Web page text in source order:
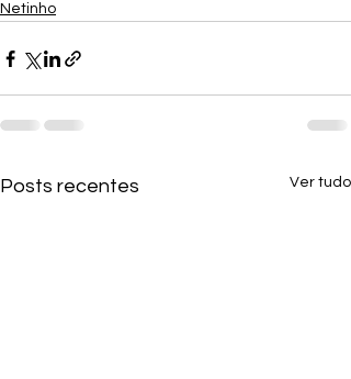
Netinho
Posts recentes Ver tudo